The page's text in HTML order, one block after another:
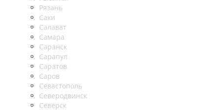
Рязань
Саки
Салават
Самара
Саранск
Сарапул
Саратов
Саров
Севастополь
Северодвинск
Северск